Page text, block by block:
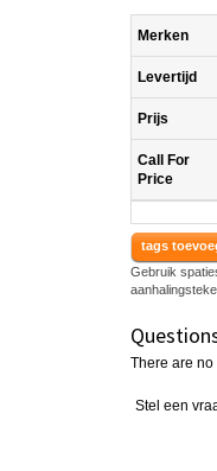
Merken
Levertijd
Prijs
Call For
Price
tags
Gebruik
There are
Stel een